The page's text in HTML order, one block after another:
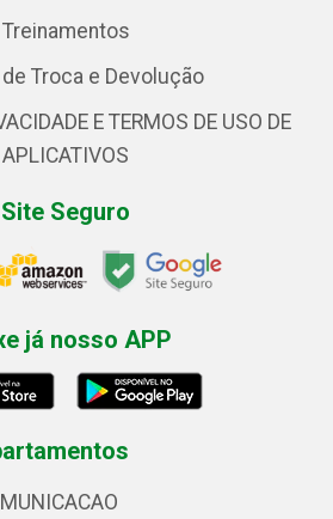
Treinamentos
Troca e Devolução
E TERMOS DE USO DE
APLICATIVOS
Site Seguro
já nosso APP